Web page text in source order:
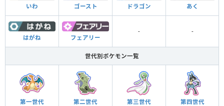
いわ ゴースト ドラゴン あく
はがね フェアリー
- -
世代別ポケモン一覧
第一世代 第二世代 第三世代 第四世代